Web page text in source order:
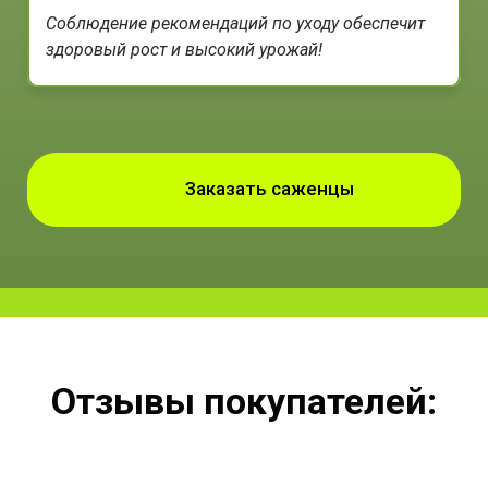
Соблюдение рекомендаций по уходу обеспечит
здоровый рост и высокий урожай!
Заказать саженцы
Отзывы покупателей: